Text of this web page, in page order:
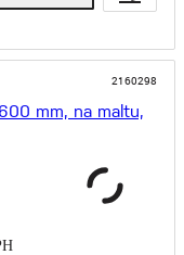
2160298
mm, na maltu,